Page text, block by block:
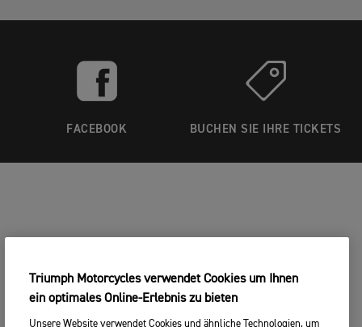
FACEBOOK BUCHEN SIE IHRE TICKETS
Triumph Motorcycles verwendet Cookies um Ihnen
ein optimales Online-Erlebnis zu bieten
Unsere Website verwendet Cookies und ähnliche Technologien, um